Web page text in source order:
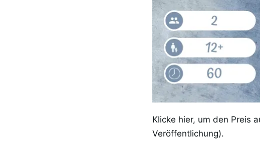
Klicke hier, um den Preis
Veröffentlichung).